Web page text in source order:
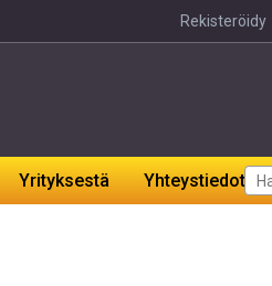
Rekisteröidy
Yrityksestä Yhteystiedot